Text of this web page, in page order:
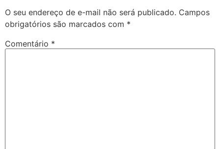
O seu endereço de e-mail não será publicado. Campos
obrigatórios são marcados com *
Comentário *